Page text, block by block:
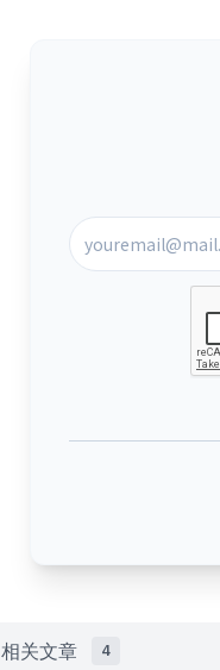
相关文章 4